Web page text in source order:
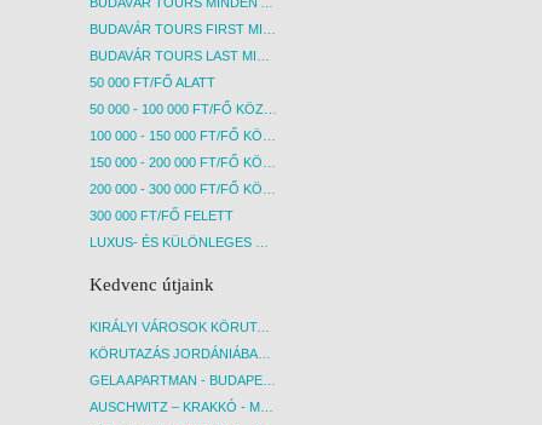
BUDAVÁR TOURS MINDEN AKCIÓS ÚT
BUDAVÁR TOURS FIRST MINUTE AKCIÓS UTAK
BUDAVÁR TOURS LAST MINUTE AKCIÓS UTAK
50 000 FT/FŐ ALATT
50 000 - 100 000 FT/FŐ KÖZÖTT
100 000 - 150 000 FT/FŐ KÖZÖTT
150 000 - 200 000 FT/FŐ KÖZÖTT
200 000 - 300 000 FT/FŐ KÖZÖTT
300 000 FT/FŐ FELETT
LUXUS- ÉS KÜLÖNLEGES UTAK
Kedvenc útjaink
KIRÁLYI VÁROSOK KÖRUTAZÁS KÖZVETLEN REPÜLŐJÁRATTAL - BUDAPEST, REPÜLŐ
KÖRUTAZÁS JORDÁNIÁBAN, HOLT-TENGERI PIHENÉSSEL - BUDAPEST, REPÜLŐ
GELA APARTMAN - BUDAPEST, REPÜLŐ
AUSCHWITZ – KRAKKÓ - MEGRÁZÓ IDŐUTAZÁS! - BUDAPEST, BUSZ